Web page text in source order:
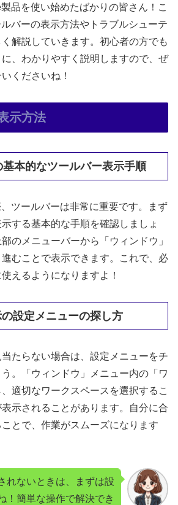
品を使い始めたばかりの皆さん！こ
バーの表示方法やトラブルシューテ
解説していきます。初心者の方でも
、わかりやすく説明しますので、ぜ
くださいね！
示方法
本的なツールバー表示手順
ツールバーは非常に重要です。まず
する基本的な手順を確認しましょ
のメニューバーから「ウィンドウ」
むことで表示できます。これで、必
えるようになりますよ！
設定メニューの探し方
たらない場合は、設定メニューをチ
。「ウィンドウ」メニュー内の「ワ
適切なワークスペースを選択するこ
示されることがあります。自分に合
とで、作業がスムーズになります
れないときは、まずは設
！簡単な操作で解決でき